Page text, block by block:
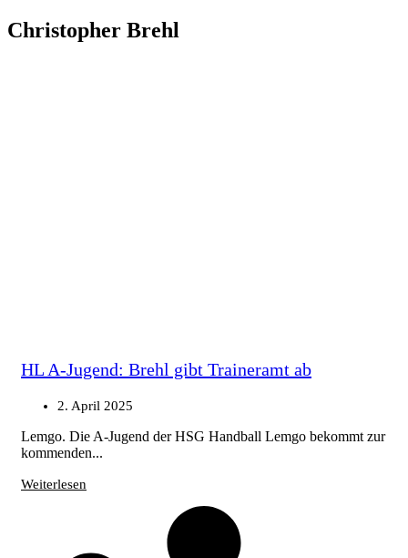
Christopher Brehl
HL A-Jugend: Brehl gibt Traineramt ab
2. April 2025
Lemgo. Die A-Jugend der HSG Handball Lemgo bekommt zur
kommenden...
Weiterlesen